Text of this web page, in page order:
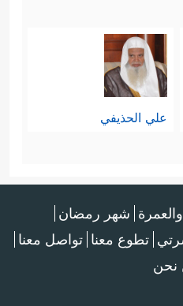
علي الحذيفي
شهر رمضان
تطوع معنا تواصل معنا
نحن